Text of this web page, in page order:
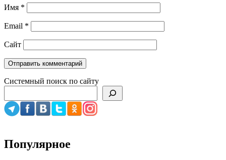
Имя *
Email *
Сайт
Системный поиск по сайту
Популярное